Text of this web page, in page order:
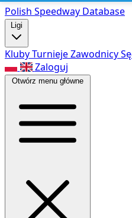
Polish Speedway Database
Ligi
KlubyTurniejeZawodnicy
Zaloguj
Otwórz menu główne